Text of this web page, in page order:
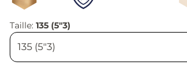
Taille: 135 (5"3)